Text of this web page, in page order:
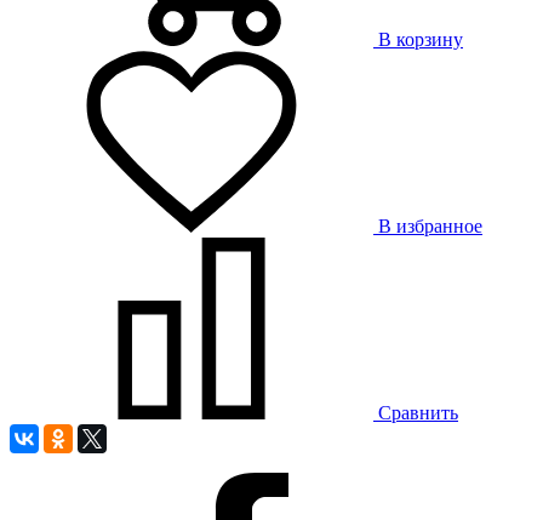
В корзину
В избранное
Сравнить